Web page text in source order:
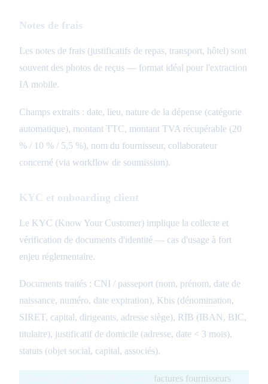
Notes de frais
Les notes de frais (justificatifs de repas, transport, hôtel) sont
souvent des photos de reçus — format idéal pour l'extraction
IA mobile.
Champs extraits : date, lieu, nature de la dépense (catégorie
automatique), montant TTC, montant TVA récupérable (20
% / 10 % / 5,5 %), nom du fournisseur, collaborateur
concerné (via workflow de soumission).
KYC et onboarding client
Le KYC (Know Your Customer) implique la collecte et
vérification de documents d'identité — cas d'usage à fort
enjeu réglementaire.
Documents traités : CNI / passeport (nom, prénom, date de
naissance, numéro, date expiration), Kbis (dénomination,
SIRET, capital, dirigeants, adresse siège), RIB (IBAN, BIC,
titulaire), justificatif de domicile (adresse, date < 3 mois),
statuts (objet social, capital, associés).
factures fournisseurs